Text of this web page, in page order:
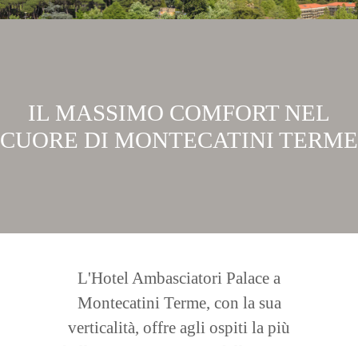
IL MASSIMO COMFORT NEL
CUORE DI MONTECATINI TERME
L'Hotel Ambasciatori Palace a
Montecatini Terme, con la sua
verticalità, offre agli ospiti la più